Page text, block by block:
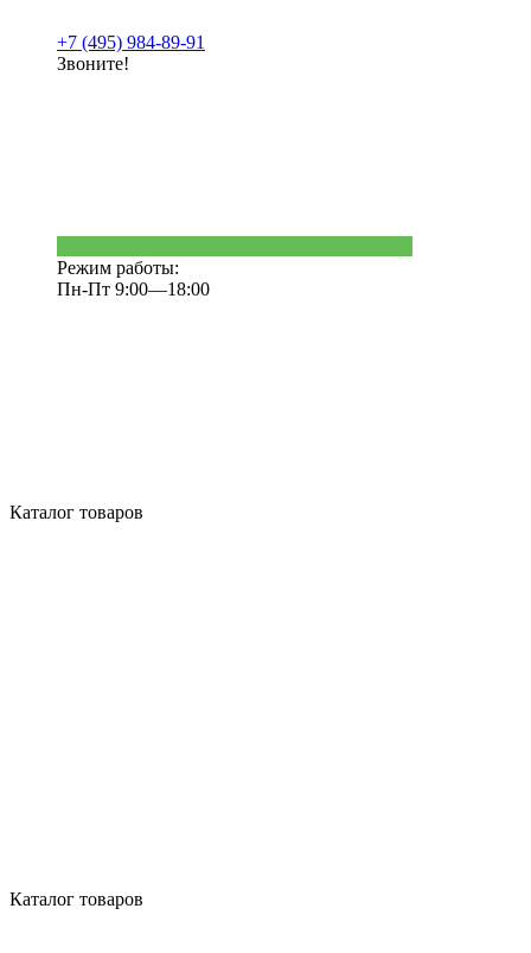
+7 (495) 984-89-91
Звоните!
Режим работы:
Пн-Пт 9:00—18:00
Каталог товаров
Каталог товаров